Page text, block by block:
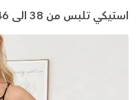
استيكي تلبس من 38 الى 46